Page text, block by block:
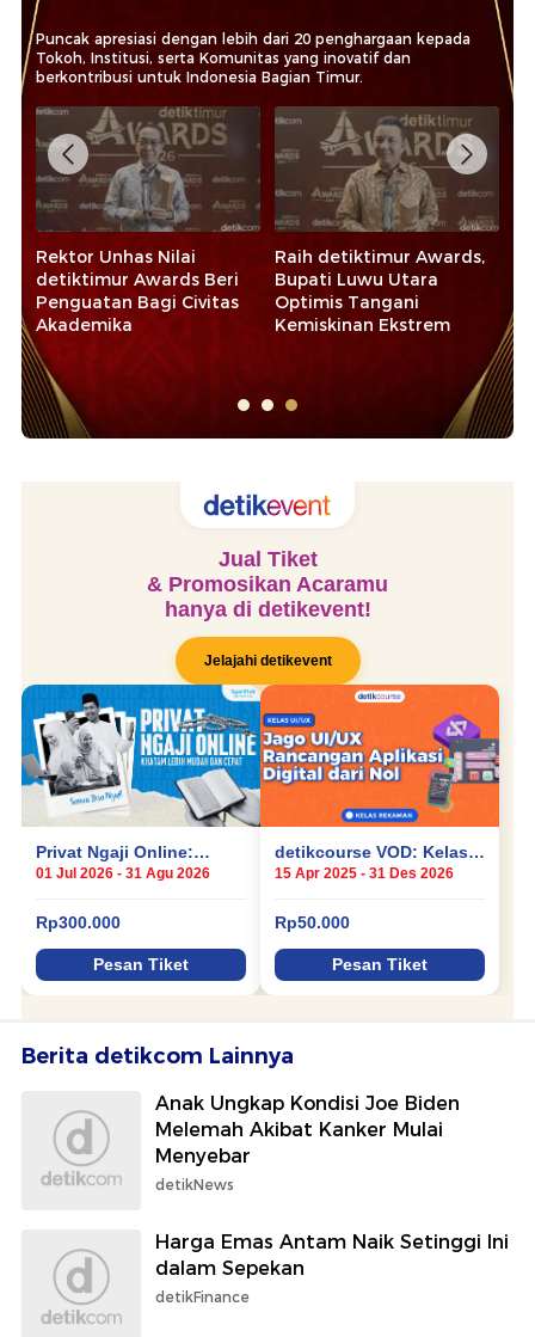
Puncak apresiasi dengan lebih dari 20 penghargaan kepada
Tokoh, Institusi, serta Komunitas yang inovatif dan
berkontribusi untuk Indonesia Bagian Timur.
Rektor Unhas Nilai
detiktimur Awards Beri
Penguatan Bagi Civitas
Akademika
Raih detiktimur Awards,
Bupati Luwu Utara
Optimis Tangani
Kemiskinan Ekstrem
Berita detikcom Lainnya
Anak Ungkap Kondisi Joe Biden
Melemah Akibat Kanker Mulai
Menyebar
detikNews
Harga Emas Antam Naik Setinggi Ini
dalam Sepekan
detikFinance